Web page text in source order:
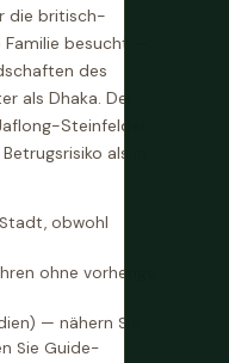
die britisch-
besucht —
des
als Dhaka. Der
Steinfelder
als in
obwohl
ohne vorherige
— nähern Sie
Sie Guide-